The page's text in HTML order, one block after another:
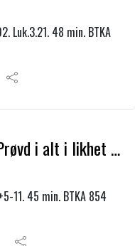
Luk.3.21. 48 min. BTKA
Gunnar Holth. " Prøvd i alt i likhet med oss "
11. 45 min. BTKA 854